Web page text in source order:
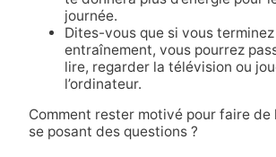
journée.
Dites-vous que si vous
entraînement, vous pourrez
lire, regarder la télévision ou
l’ordinateur.
Comment rester motivé pour faire de
se posant des questions ?